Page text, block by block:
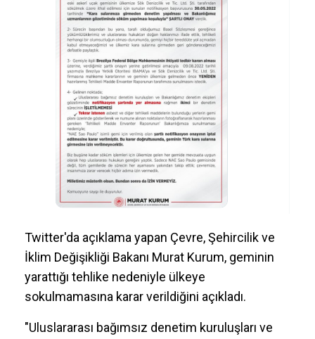
Twitter'da açıklama yapan Çevre, Şehircilik ve
İklim Değişikliği Bakanı Murat Kurum, geminin
yarattığı tehlike nedeniyle ülkeye
sokulmamasına karar verildiğini açıkladı.
"Uluslararası bağımsız denetim kuruluşları ve